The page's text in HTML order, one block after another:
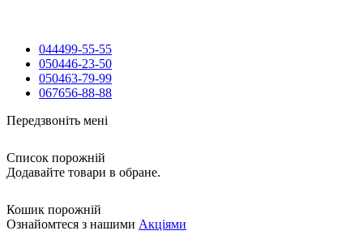
044499-55-55
050446-23-50
050463-79-99
067656-88-88
Передзвоніть мені
Список порожній
Додавайте товари в обране.
Кошик порожній
Ознайомтеся з нашими Акціями